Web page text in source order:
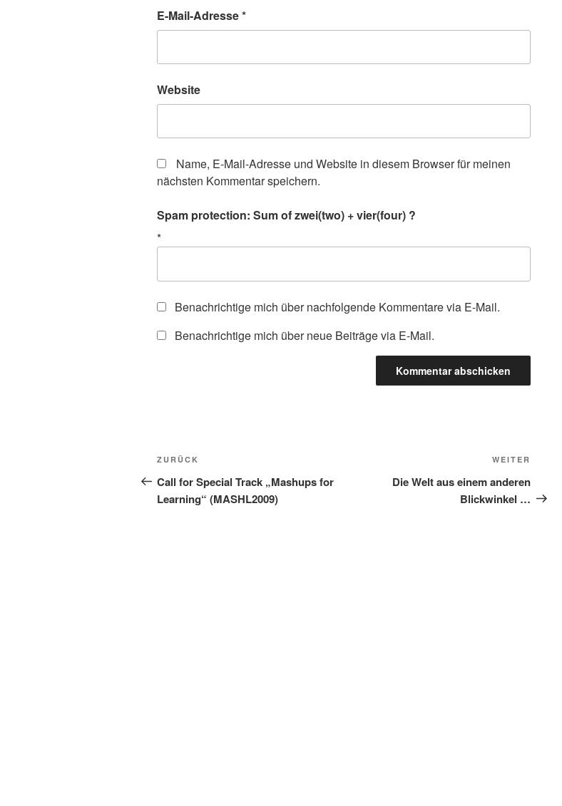
E-Mail-Adresse*
Website
Name, E-Mail-Adresse und Website in diesem Browser für meinen
nächsten Kommentar speichern.
Spam protection: Sum of zwei(two) + vier(four) ?
*
Benachrichtige mich über nachfolgende Kommentare via E-Mail.
Benachrichtige mich über neue Beiträge via E-Mail.
Beitragsnavigation
Vorheriger
Beitrag
ZURÜCK
Call for Special Track „Mashups for
Learning“ (MASHL2009)
Beitrag
WEITER
Die Welt aus einem anderen
Blickwinkel …